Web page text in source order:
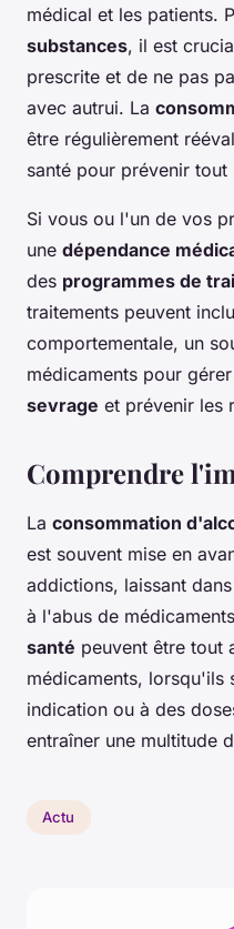
médical et les patients.
substances, il est
prescrite et de ne pas
avec autrui. La
être régulièrement
santé pour prévenir
Si vous ou l'un de vos
une dépendance
des programmes de
traitements peuvent
comportementale, un
médicaments pour
sevrage et prévenir les
Comprendre
La consommation
est souvent mise en
addictions, laissant
à l'abus de
santé peuvent être tout
médicaments, lorsqu'ils
indication ou à des
entraîner une multitude
Actu